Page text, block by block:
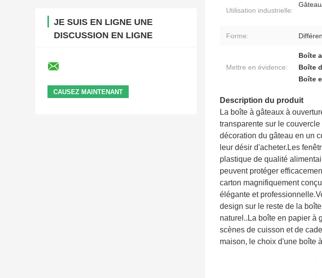
JE SUIS EN LIGNE UNE
DISCUSSION EN LIGNE
Utilisation industrielle:
Forme:
Mettre en évidence:
Boîte
Boîte
Boîte
Description du produit
La boîte à gâteaux à
transparente sur le
décoration du gâteau en un
leur désir d'acheter.Les
plastique de qualité
peuvent protéger
carton magnifiquement
élégante et
design sur le reste de la
naturel..La boîte en papier à
scènes de cuisson et de
maison, le choix d'une boîte